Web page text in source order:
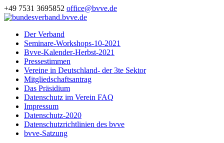
+49 7531 3695852 office@bvve.de
Der Verband
Seminare-Workshops-10-2021
Bvve-Kalender-Herbst-2021
Pressestimmen
Vereine in Deutschland- der 3te Sektor
Mitgliedschaftsantrag
Das Präsidium
Datenschutz im Verein FAQ
Impressum
Datenschutz-2020
Datenschutzrichtlinien des bvve
bvve-Satzung